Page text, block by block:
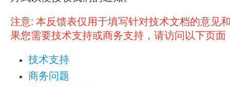
注意: 本反馈表仅用于填写针对技术文档的意见
果您需要技术支持或商务支持，请访问以下页面
技术支持
商务问题